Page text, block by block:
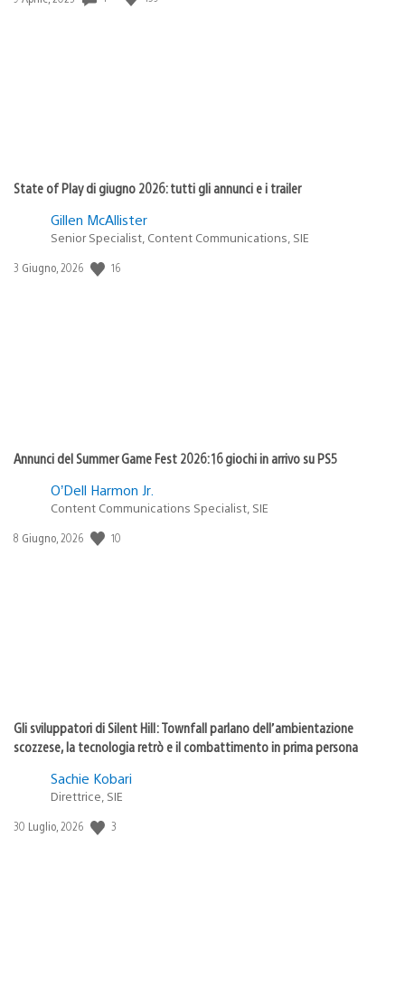
State of Play di giugno 2026: tutti gli annunci e i trailer
Gillen McAllister
Senior Specialist, Content Communications, SIE
Data
3 Giugno, 2026 16
Annunci del Summer Game Fest 2026: 16 giochi in arrivo su PS5
O’Dell Harmon Jr.
Content Communications Specialist, SIE
Data
8 Giugno, 2026 10
Gli sviluppatori di Silent Hill: Townfall parlano dell’ambientazione
scozzese, la tecnologia retrò e il combattimento in prima persona
Sachie Kobari
Direttrice, SIE
Data
30 Luglio, 2026 3